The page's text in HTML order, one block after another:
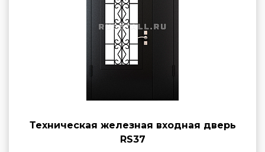
Техническая железная входная дверь
RS37